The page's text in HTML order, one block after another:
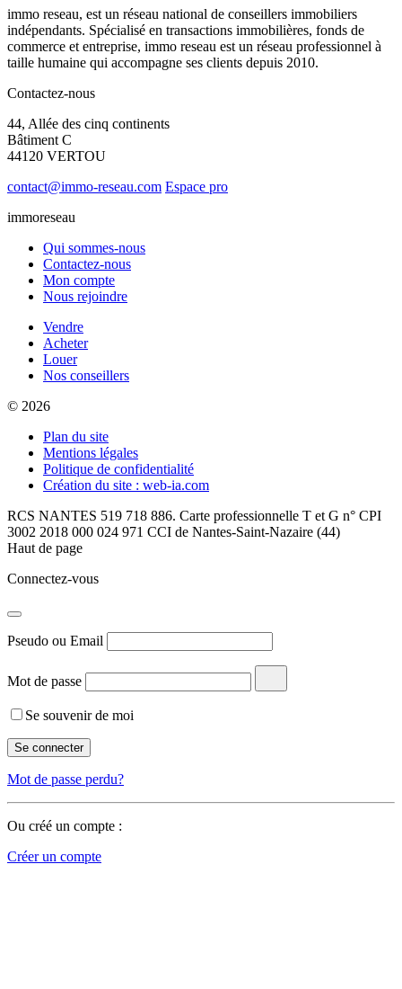
immo reseau, est un réseau national de conseillers immobiliers
indépendants. Spécialisé en transactions immobilières, fonds de
commerce et entreprise, immo reseau est un réseau professionnel à
taille humaine qui accompagne ses clients depuis 2010.
Contactez-nous
44, Allée des cinq continents
Bâtiment C
44120 VERTOU
contact@immo-reseau.com Espace pro
immoreseau
Qui sommes-nous
Contactez-nous
Mon compte
Nous rejoindre
Vendre
Acheter
Louer
Nos conseillers
© 2026
Plan du site
Mentions légales
Politique de confidentialité
Création du site : web-ia.com
RCS NANTES 519 718 886. Carte professionnelle T et G n° CPI
3002 2018 000 024 971 CCI de Nantes-Saint-Nazaire (44)
Haut de page
Connectez-vous
Pseudo ou Email
Mot de passe
Se souvenir de moi
Mot de passe perdu?
Ou créé un compte :
Créer un compte